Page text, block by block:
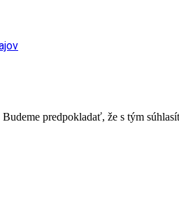
predpokladať, že s tým